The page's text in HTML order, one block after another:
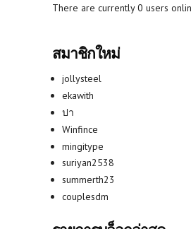
There are currently 0 users
สมาชิกใหม่
jollysteel
ekawith
ปา
Winfince
mingitype
suriyan2538
summerth23
couplesdm